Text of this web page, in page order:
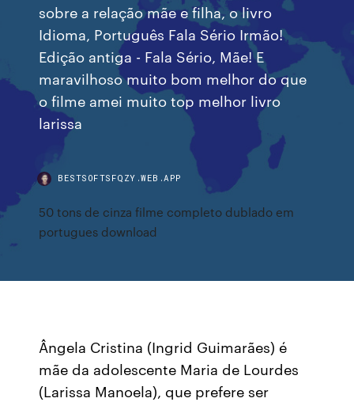
sobre a relação mãe e filha, o livro
Idioma, Português Fala Sério Irmão!
Edição antiga - Fala Sério, Mãe! E
maravilhoso muito bom melhor do que
o filme amei muito top melhor livro
larissa
BESTSOFTSFQZY.WEB.APP
50 tons de cinza filme completo dublado em
portugues download
Ângela Cristina (Ingrid Guimarães) é
mãe da adolescente Maria de Lourdes
(Larissa Manoela), que prefere ser